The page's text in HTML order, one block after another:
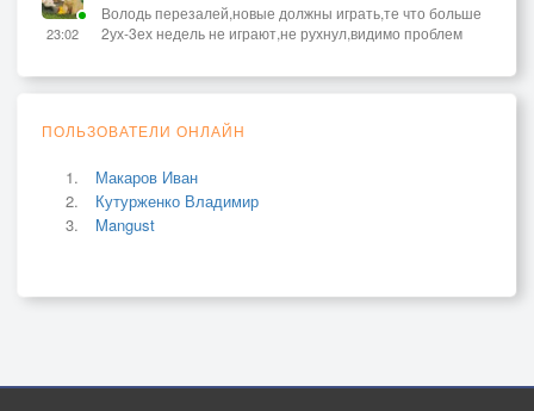
23:02
Володь перезалей,новые должны играть,те что больше
2ух-3ех недель не играют,не рухнул,видимо проблем
ПОЛЬЗОВАТЕЛИ ОНЛАЙН
Макаров Иван
Кутурженко Владимир
Mangust